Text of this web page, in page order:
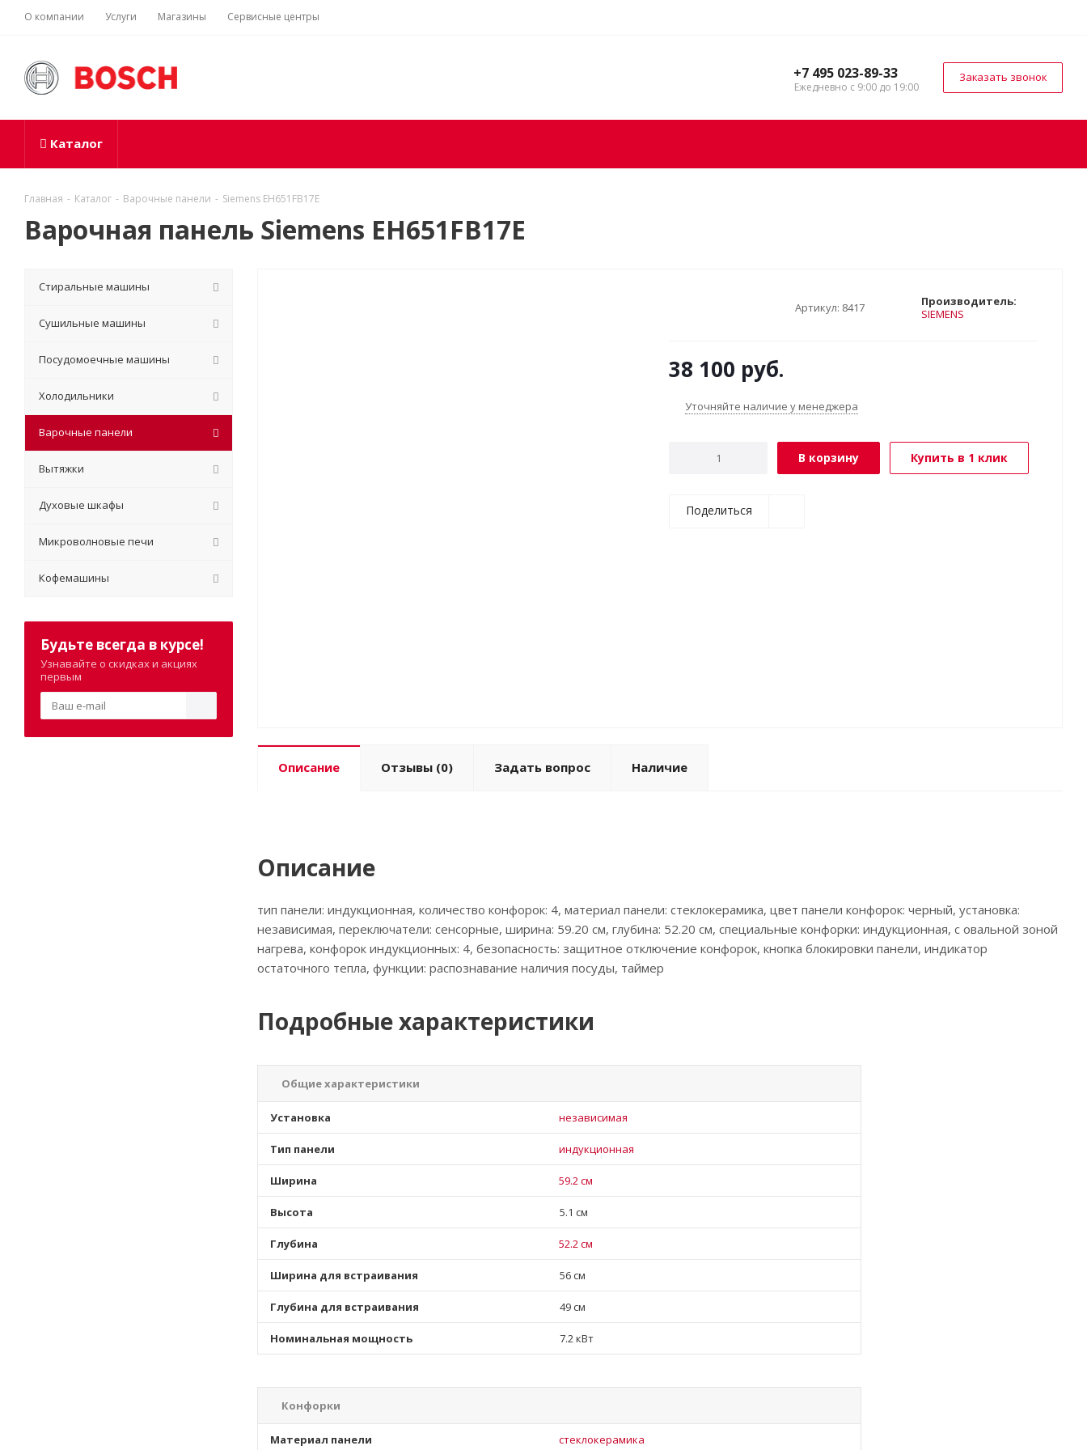
О компании Услуги Магазины Сервисные центры
+7 495 023-89-33
Ежедневно с 9:00 до 19:00
Заказать звонок
Каталог
Главная - Каталог - Варочные панели - Siemens EH651FB17E
Варочная панель Siemens EH651FB17E
Артикул: 8417
Производитель:
SIEMENS
38 100 руб.
Уточняйте наличие у менеджера
В корзину Купить в 1 клик
Поделиться
Описание Отзывы (0) Задать вопрос Наличие
Описание
тип панели: индукционная, количество конфорок: 4, материал панели: стеклокерамика, цвет панели конфорок: черный, установка:
независимая, переключатели: сенсорные, ширина: 59.20 см, глубина: 52.20 см, специальные конфорки: индукционная, с овальной зоной
нагрева, конфорок индукционных: 4, безопасность: защитное отключение конфорок, кнопка блокировки панели, индикатор
остаточного тепла, функции: распознавание наличия посуды, таймер
Подробные характеристики
Общие характеристики
Установка независимая
Тип панели индукционная
Ширина 59.2 см
Высота 5.1 см
Глубина 52.2 см
Ширина для встраивания 56 см
Глубина для встраивания 49 см
Номинальная мощность 7.2 кВт
Конфорки
Материал панели стеклокерамика
Стиральные машины
Сушильные машины
Посудомоечные машины
Холодильники
Варочные панели
Вытяжки
Духовые шкафы
Микроволновые печи
Кофемашины
Будьте всегда в курсе!
Узнавайте о скидках и акциях
первым